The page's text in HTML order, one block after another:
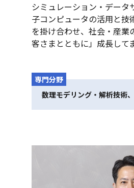
シミュレーション・データ
子コンピュータの活用と技
を掛け合わせ、社会・産業
客さまとともに」成長して
専門分野
数理モデリング・解析技術